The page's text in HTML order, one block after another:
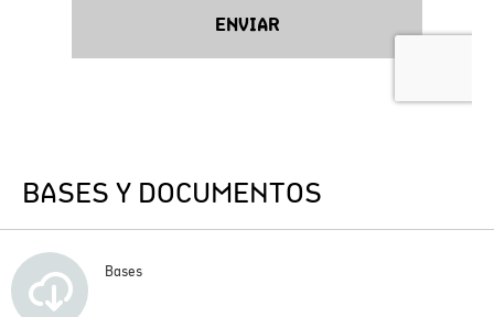
BASES Y DOCUMENTOS
Bases